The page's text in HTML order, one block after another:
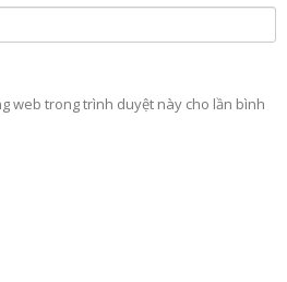
web trong trình duyệt này cho lần bình